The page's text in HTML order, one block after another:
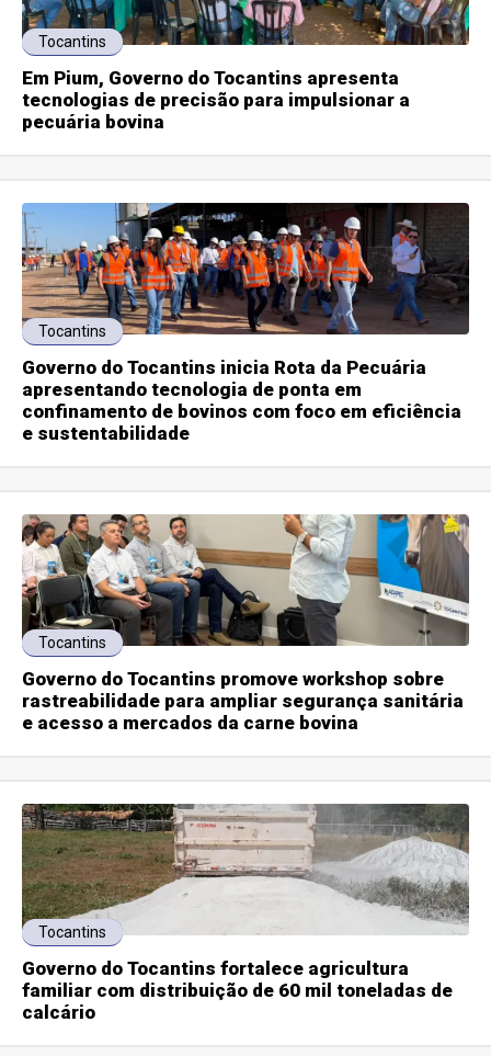
Tocantins
Em Pium, Governo do Tocantins apresenta
tecnologias de precisão para impulsionar a
pecuária bovina
Tocantins
Governo do Tocantins inicia Rota da Pecuária
apresentando tecnologia de ponta em
confinamento de bovinos com foco em eficiência
e sustentabilidade
Tocantins
Governo do Tocantins promove workshop sobre
rastreabilidade para ampliar segurança sanitária
e acesso a mercados da carne bovina
Tocantins
Governo do Tocantins fortalece agricultura
familiar com distribuição de 60 mil toneladas de
calcário